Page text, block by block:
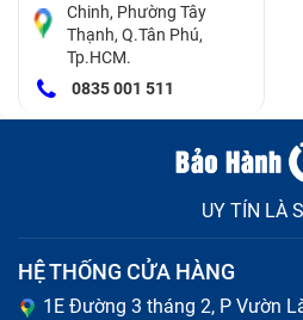
Chinh, Phường Tây
Thạnh, Q.Tân Phú,
Tp.HCM.
0835 001 511
UY TÍN LÀ
HỆ THỐNG CỬA HÀNG
1E Đường 3 tháng 2, P Vườn